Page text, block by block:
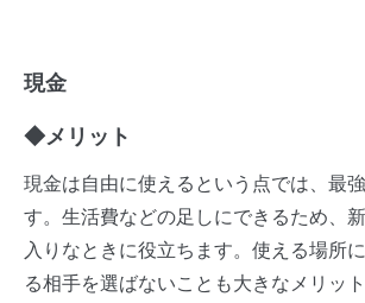
現金
◆メリット
現金は自由に使えるという点では、最
す。生活費などの足しにできるため、
入りなときに役立ちます。使える場所
る相手を選ばないことも大きなメリット